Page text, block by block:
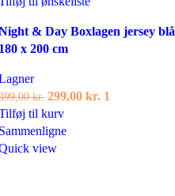
& Day Boxlagen jersey blå
x 200 cm
kr. Den
oprindelige
pris
var:
299,00 kr. Den
1
til kurv
view